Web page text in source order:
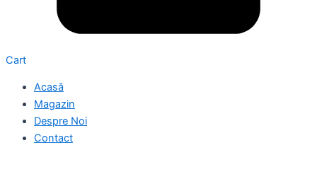
Cart
Acasă
Magazin
Despre Noi
Contact